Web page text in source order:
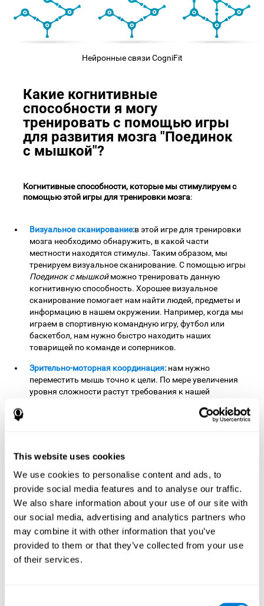
This website uses cookies
We use cookies to personalise content and ads, to
provide social media features and to analyse our traffic.
We also share information about your use of our site with
our social media, advertising and analytics partners who
may combine it with other information that you’ve
provided to them or that they’ve collected from your use
of their services.
Нейронные связи CogniFit
Какие когнитивные
способности я могу
тренировать с помощью игры
для развития мозга "Поединок
с мышкой"?
Когнитивные способности, которые мы стимулируем с
помощью этой игры для тренировки мозга:
Визуальное сканирование:в этой игре для тренировки
мозга необходимо обнаружить, в какой части
местности находятся стимулы. Таким образом, мы
тренируем визуальное сканирование. С помощью игры
Поединок с мышкойможно тренировать данную
когнитивную способность. Хорошее визуальное
сканирование помогает нам найти людей, предметы и
информацию в нашем окружении. Например, когда мы
играем в спортивную командную игру, футбол или
баскетбол, нам нужно быстро находить наших
товарищей по команде и соперников.
Зрительно-моторная координация: нам нужно
переместить мышь точно к цели. По мере увеличения
уровня сложности растут требования к нашей
заставляем наш мозг прилагать усилия, что может
координации крайне важен для эффективного
выполнения действий, где необходима точность рук.
Например, в баскетболе или обучении игре на
музыкальном инструменте.
Когнитивная гибкость:сложность заданий растёт по
мере увеличения уровня игры. Нам придётся в том
числе столкнуться с изменениями чувствительности
мышки, или инверсией её движений. Усилия, которые
мы прилагаем, играя в эту игру, могут помочь нам
стимулировать когнитивную гибкость. Улучшение этой
различных видах спорта и других повседневных делах